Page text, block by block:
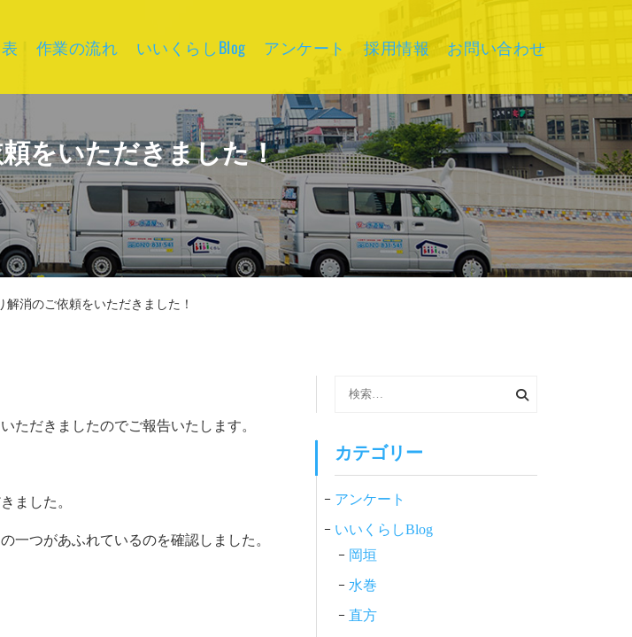
作業の流れ いいくらしBlog アンケート 採用情報 お問い合わせ
をいただきました！
解消のご依頼をいただきました！
ただきましたのでご報告いたします。
ました。
つがあふれているのを確認しました。
カテゴリー
アンケート
いいくらしBlog
岡垣
水巻
直方